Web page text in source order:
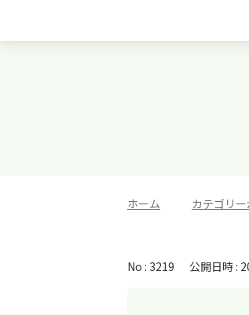
ホーム カテゴリ
No : 3219 公開日時 :